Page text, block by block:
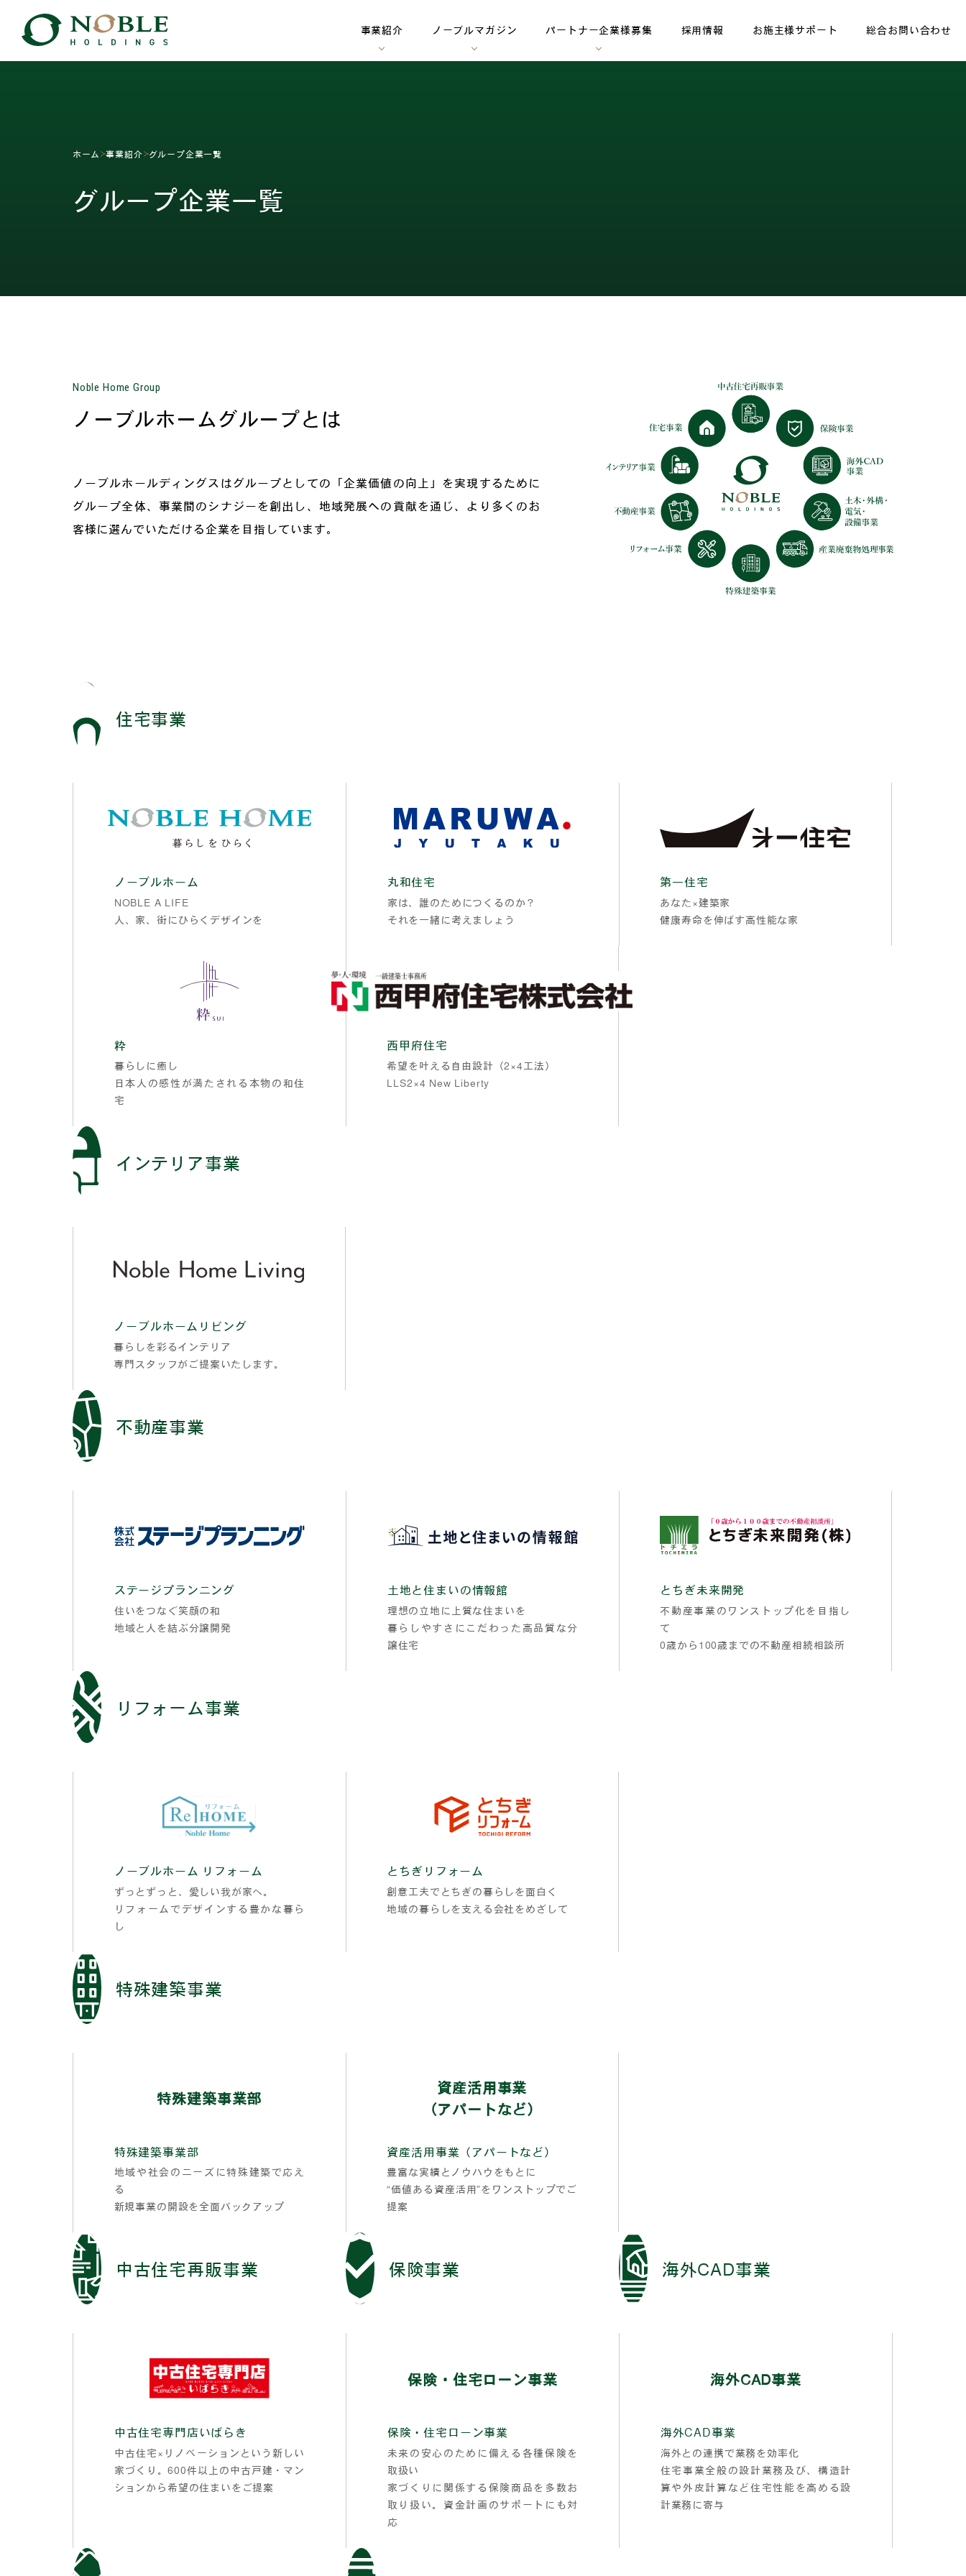
事業紹介 ノーブルマガジン パートナー企業様募集 採用情報 お施主様サポート 総合お問い合わせ
ホーム 事業紹介 グループ企業一覧
グループ企業一覧
Noble Home Group
ノーブルホームグループとは
ノーブルホールディングスはグループとしての「企業価値の向上」を実現するために
グループ全体、事業間のシナジーを創出し、地域発展への貢献を通じ、より多くのお
客様に選んでいただける企業を目指しています。
住宅事業
ノーブルホーム
NOBLE A LIFE
人、家、街にひらくデザインを
丸和住宅
家は、誰のためにつくるのか？
それを一緒に考えましょう
第一住宅
あなた×建築家
健康寿命を伸ばす高性能な家
粋
暮らしに癒し
日本人の感性が満たされる本物の和住
宅
西甲府住宅
希望を叶える自由設計（2×4工法）
LLS2×4 New Liberty
インテリア事業
ノーブルホームリビング
暮らしを彩るインテリア
専門スタッフがご提案いたします。
不動産事業
ステージプランニング
住いをつなぐ笑顔の和
地域と人を結ぶ分譲開発
土地と住まいの情報館
理想の立地に上質な住まいを
暮らしやすさにこだわった高品質な分
譲住宅
とちぎ未来開発
不動産事業のワンストップ化を目指し
て
0歳から100歳までの不動産相続相談所
リフォーム事業
ノーブルホーム リフォーム
ずっとずっと、愛しい我が家へ。
リフォームでデザインする豊かな暮ら
し
とちぎリフォーム
創意工夫でとちぎの暮らしを面白く
地域の暮らしを支える会社をめざして
特殊建築事業
特殊建築事業部
特殊建築事業部
地域や社会のニーズに特殊建築で応え
る
新規事業の開設を全面バックアップ
資産活用事業
（アパートなど）
資産活用事業（アパートなど）
豊富な実績とノウハウをもとに
“価値ある資産活用”をワンストップでご
提案
中古住宅再販事業
中古住宅専門店いばらき
中古住宅×リノベーションという新しい
家づくり。600件以上の中古戸建・マン
ションから希望の住まいをご提案
保険事業
保険・住宅ローン事業
保険・住宅ローン事業
未来の安心のために備える各種保険を
取扱い
家づくりに関係する保険商品を多数お
取り扱い。資金計画のサポートにも対
応
海外CAD事業
海外CAD事業
海外CAD事業
海外との連携で業務を効率化
住宅事業全般の設計業務及び、構造計
算や外皮計算など住宅性能を高める設
計業務に寄与